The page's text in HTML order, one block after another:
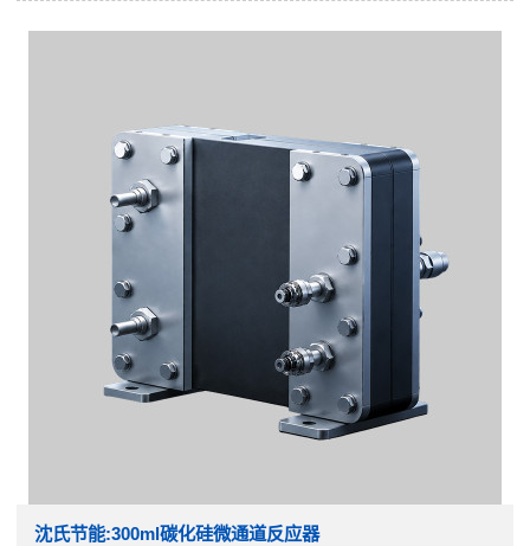
沈氏节能:300ml碳化硅微通道反应器